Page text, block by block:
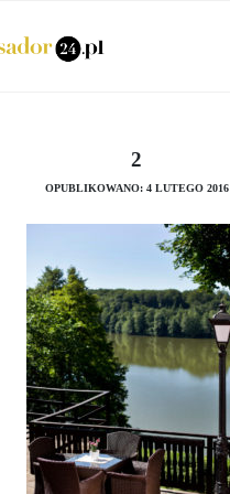
2
OPUBLIKOWANO: 4 LUTEGO 2016